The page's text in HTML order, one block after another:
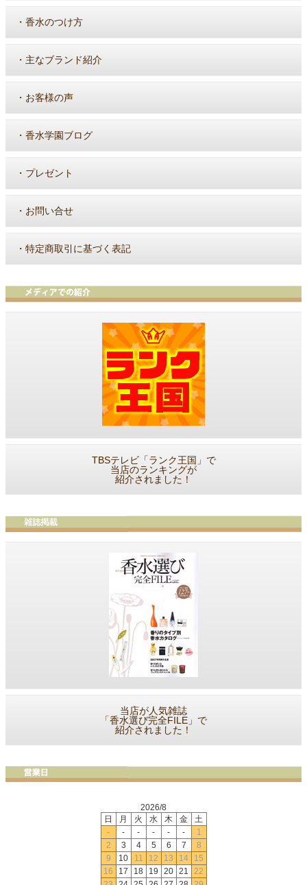
・ 香水のつけ方
・ 主なブランド紹介
・ お客様の声
・ 香水学園ブログ
・ プレゼント
・ お問い合せ
・ 特定商取引に基づく表記
TBSテレビ「ランク王国」で
当店のランキングが
紹介されました！
当店が人気雑誌
「香水選び完全FILE」で
紹介されました！
2026/8
日
月 火 水 木 金
土
-
- - - - -
1
2
3 4 5 6 7
8
9
10 11 12 13 14
15
16
17 18 19 20 21
22